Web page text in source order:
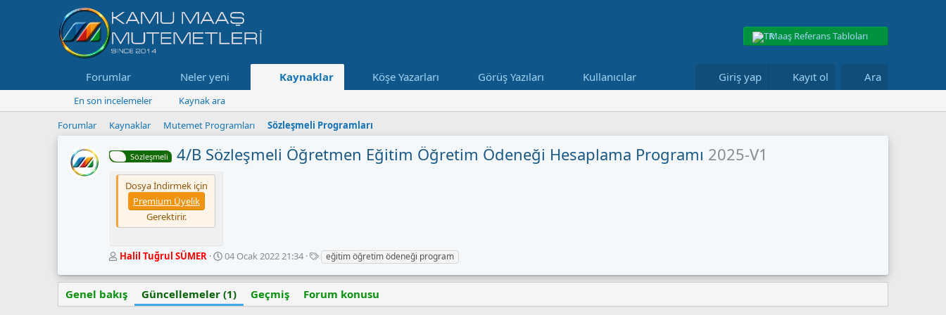
Maaş Referans Tabloları
Forumlar Neler yeni Kaynaklar Köşe Yazarları Görüş Yazıları Kullanıcılar Giriş yap Kayıt ol Ara
En son incelemeler
Kaynak ara
Forumlar
Kaynaklar Mutemet Programları Sözleşmeli Programları
Sözleşmeli 4/B Sözleşmeli Öğretmen Eğitim Öğretim Ödeneği Hesaplama Programı 2025-V1
Dosya İndirmek için
Premium Üyelik
Gerektirir.
Y
z
a
r
Halil Tuğrul SÜMER
O
u
ş
t
04 Ocak 2022 21:34
E
t
i
k
e
eğitim öğretim ödeneği program
Genel bakış Güncellemeler (1) Geçmiş Forum konusu